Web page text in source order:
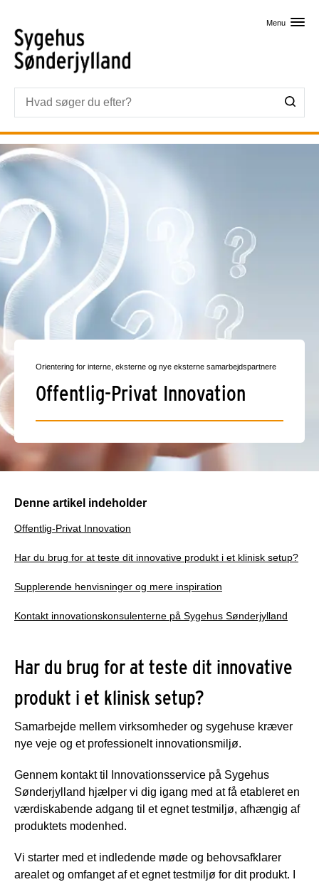
Menu
Orientering for interne, eksterne og nye eksterne samarbejdspartnere
Offentlig-Privat Innovation
Denne artikel indeholder
Offentlig-Privat Innovation
Har du brug for at teste dit innovative produkt i et klinisk setup?
Supplerende henvisninger og mere inspiration
Kontakt innovationskonsulenterne på Sygehus Sønderjylland
Har du brug for at teste dit innovative
produkt i et klinisk setup?
Samarbejde mellem virksomheder og sygehuse kræver
nye veje og et professionelt innovationsmiljø.
Gennem kontakt til Innovationsservice på Sygehus
Sønderjylland hjælper vi dig igang med at få etableret en
værdiskabende adgang til et egnet testmiljø, afhængig af
produktets modenhed.
Vi starter med et indledende møde og behovsafklarer
arealet og omfanget af et egnet testmiljø for dit produkt. I